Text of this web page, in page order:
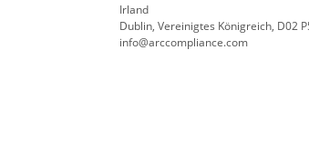
Irland
Dublin, Vereinigtes Königreich, D02
info@arccompliance.com